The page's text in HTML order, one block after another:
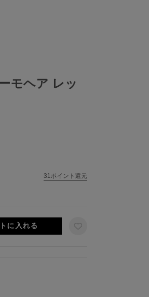
モヘア レッ
31ポイント還元